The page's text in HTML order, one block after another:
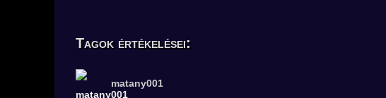
Tagok értékelései:
matany001